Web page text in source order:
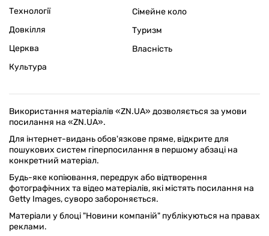
Технології
Довкілля
Церква
Культура
Сімейне коло
Туризм
Власність
Використання матеріалів «ZN.UA» дозволяється за умови
посилання на «ZN.UA».
Для інтернет-видань обов'язкове пряме, відкрите для
пошукових систем гіперпосилання в першому абзаці на
конкретний матеріал.
Будь-яке копіювання, передрук або відтворення
фотографічних та відео матеріалів, які містять посилання на
Getty Images, суворо забороняється.
Матеріали у блоці "Новини компаній" публікуються на правах
реклами.